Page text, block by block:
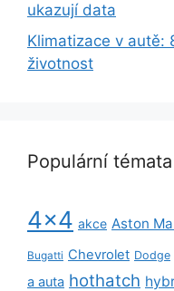
ukazují data
Klimatizace v autě:
životnost
Populární témata
4x4 akce Aston
Bugatti Chevrolet Dodge
a auta hothatch